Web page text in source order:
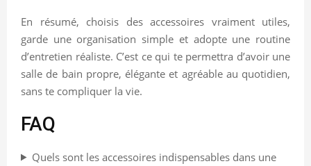
En résumé, choisis des accessoires vraiment utiles,
garde une organisation simple et adopte une routine
d’entretien réaliste. C’est ce qui te permettra d’avoir une
salle de bain propre, élégante et agréable au quotidien,
sans te compliquer la vie.
FAQ
Quels sont les accessoires indispensables dans une